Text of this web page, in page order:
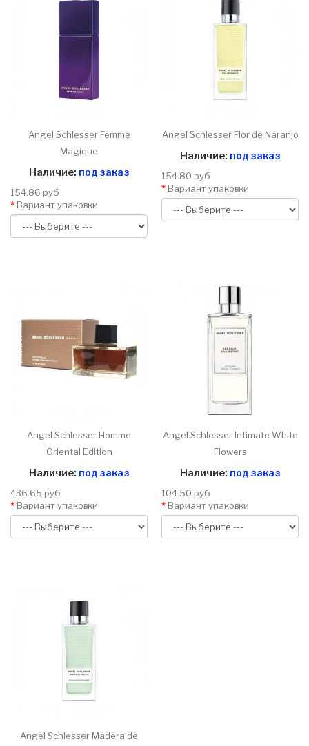
Angel Schlesser Femme
Magique
Наличие: под заказ
154.86 руб
Вариант упаковки
Angel Schlesser Flor de Naranjo
Наличие: под заказ
154.80 руб
Вариант упаковки
Angel Schlesser Homme
Oriental Edition
Наличие: под заказ
436.65 руб
Вариант упаковки
Angel Schlesser Intimate White
Flowers
Наличие: под заказ
104.50 руб
Вариант упаковки
Angel Schlesser Madera de